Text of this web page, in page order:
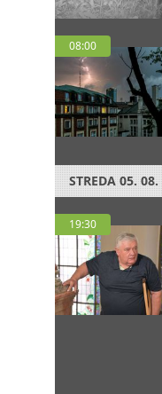
08:00
STREDA 05. 08.
19:30